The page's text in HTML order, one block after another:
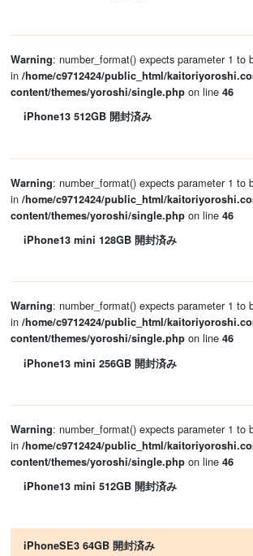
Warning: number_format() expects parameter 1 to
in /home/c9712424/public_html/
content/themes/yoroshi/single.phpon line 46
iPhone13 512GB 開封済み
Warning: number_format() expects parameter 1 to
in /home/c9712424/public_html/
content/themes/yoroshi/single.phpon line 46
iPhone13 mini 128GB 開封済み
Warning: number_format() expects parameter 1 to
in /home/c9712424/public_html/
content/themes/yoroshi/single.phpon line 46
iPhone13 mini 256GB 開封済み
Warning: number_format() expects parameter 1 to
in /home/c9712424/public_html/
content/themes/yoroshi/single.phpon line 46
iPhone13 mini 512GB 開封済み
iPhoneSE3 64GB 開封済み